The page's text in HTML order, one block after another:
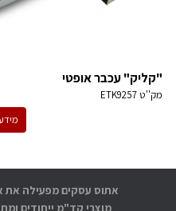
"קליק" עכבר אופטי
מק''טETK9257
מוצרי קד"מ ייחודים